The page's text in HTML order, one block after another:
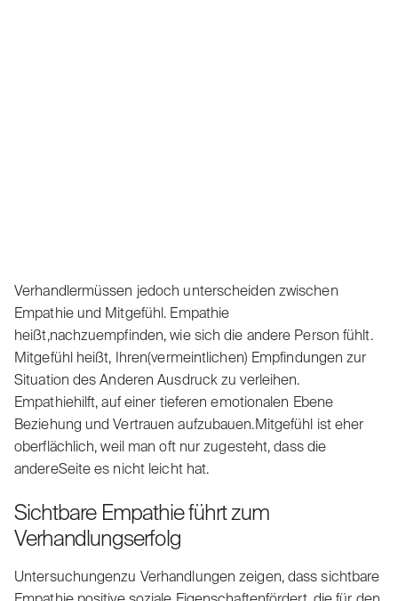
Verhandlermüssen jedoch unterscheiden zwischen
Empathie und Mitgefühl. Empathie
heißt,nachzuempfinden, wie sich die andere Person fühlt.
Mitgefühl heißt, Ihren(vermeintlichen) Empfindungen zur
Situation des Anderen Ausdruck zu verleihen.
Empathiehilft, auf einer tieferen emotionalen Ebene
Beziehung und Vertrauen aufzubauen.Mitgefühl ist eher
oberflächlich, weil man oft nur zugesteht, dass die
andereSeite es nicht leicht hat.
Sichtbare Empathie führt zum
Verhandlungserfolg
Untersuchungenzu Verhandlungen zeigen, dass sichtbare